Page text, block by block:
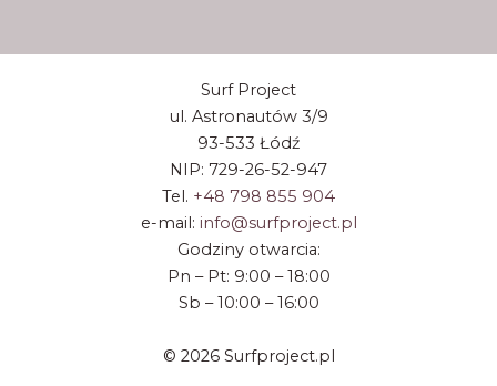
Surf Project
ul. Astronautów 3/9
93-533 Łódź
NIP: 729-26-52-947
Tel. +48 798 855 904
e-mail: info@surfproject.pl
Godziny otwarcia:
Pn – Pt: 9:00 – 18:00
Sb – 10:00 – 16:00
© 2026 Surfproject.pl